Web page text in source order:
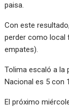
paisa.
Con este
perder como local
empates).
Tolima escaló a la
Nacional es 5 con
El próximo